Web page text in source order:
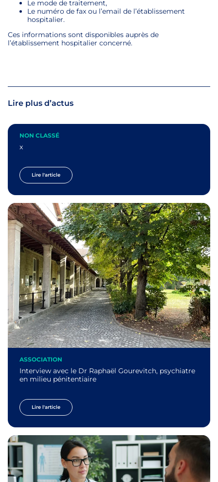
Le mode de traitement,
Le numéro de fax ou l’email de l’établissement
hospitalier.
Ces informations sont disponibles auprès de
l’établissement hospitalier concerné.
Lire plus d’actus
NON CLASSÉ
x
Lire l'article
ASSOCIATION
Interview avec le Dr Raphaël Gourevitch, psychiatre
en milieu pénitentiaire
Lire l'article